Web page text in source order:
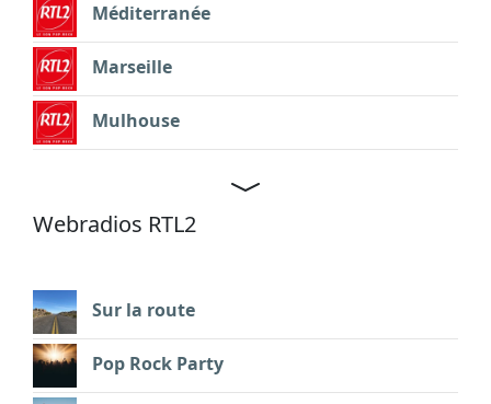
Méditerranée
Marseille
Mulhouse
Webradios RTL2
Sur la route
Pop Rock Party